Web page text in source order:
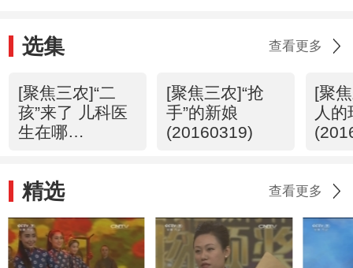
选集 查看更多
[聚焦三农]“二
孩”来了 儿科医
生在哪
[聚焦三农]“抢
手”的新娘
(20160319)
[聚
人
精选 查看更多